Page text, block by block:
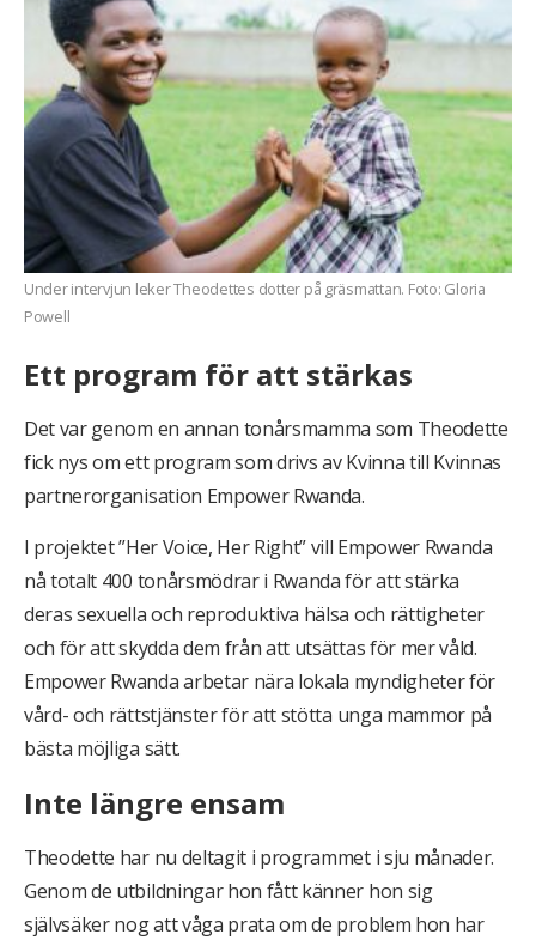
Under intervjun leker Theodettes dotter på gräsmattan. Foto: Gloria
Powell
Ett program för att stärkas
Det var genom en annan tonårsmamma som Theodette
fick nys om ett program som drivs av Kvinna till Kvinnas
partnerorganisation Empower Rwanda.
I projektet ”Her Voice, Her Right” vill Empower Rwanda
nå totalt 400 tonårsmödrar i Rwanda för att stärka
deras sexuella och reproduktiva hälsa och rättigheter
och för att skydda dem från att utsättas för mer våld.
Empower Rwanda arbetar nära lokala myndigheter för
vård- och rättstjänster för att stötta unga mammor på
bästa möjliga sätt.
Inte längre ensam
Theodette har nu deltagit i programmet i sju månader.
Genom de utbildningar hon fått känner hon sig
självsäker nog att våga prata om de problem hon har